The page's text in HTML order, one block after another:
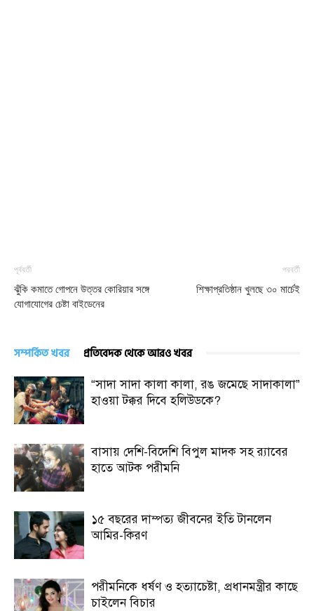
পূর্ববর্তী
ঝুঁকি কমাতে গোপনে উত্তর কোরিয়ার সঙ্গে
যোগাযোগের চেষ্টা বাইডেনের
পরবর্তী
শিক্ষাপ্রতিষ্ঠান খুলছে ৩০ মার্চেই
সম্পর্কিত খবর প্রতিবেদক থেকে আরও খবর
“সাদা সাদা কালা কালা, রঙ জমেছে সাদাকালা”
হাওয়া টক্কর দিবে হলিউডকে?
বাসায় দেশি-বিদেশি বিপুল মাদক সহ র‍্যাবের
হাতে আটক পরীমনি
১৫ বছরের দাম্পত্য জীবনের ইতি টানলেন
আমির-কিরণ
পরীমনিকে ধর্ষণ ও হত্যাচেষ্টা, প্রধানমন্ত্রীর কাছে
চাইলেন বিচার